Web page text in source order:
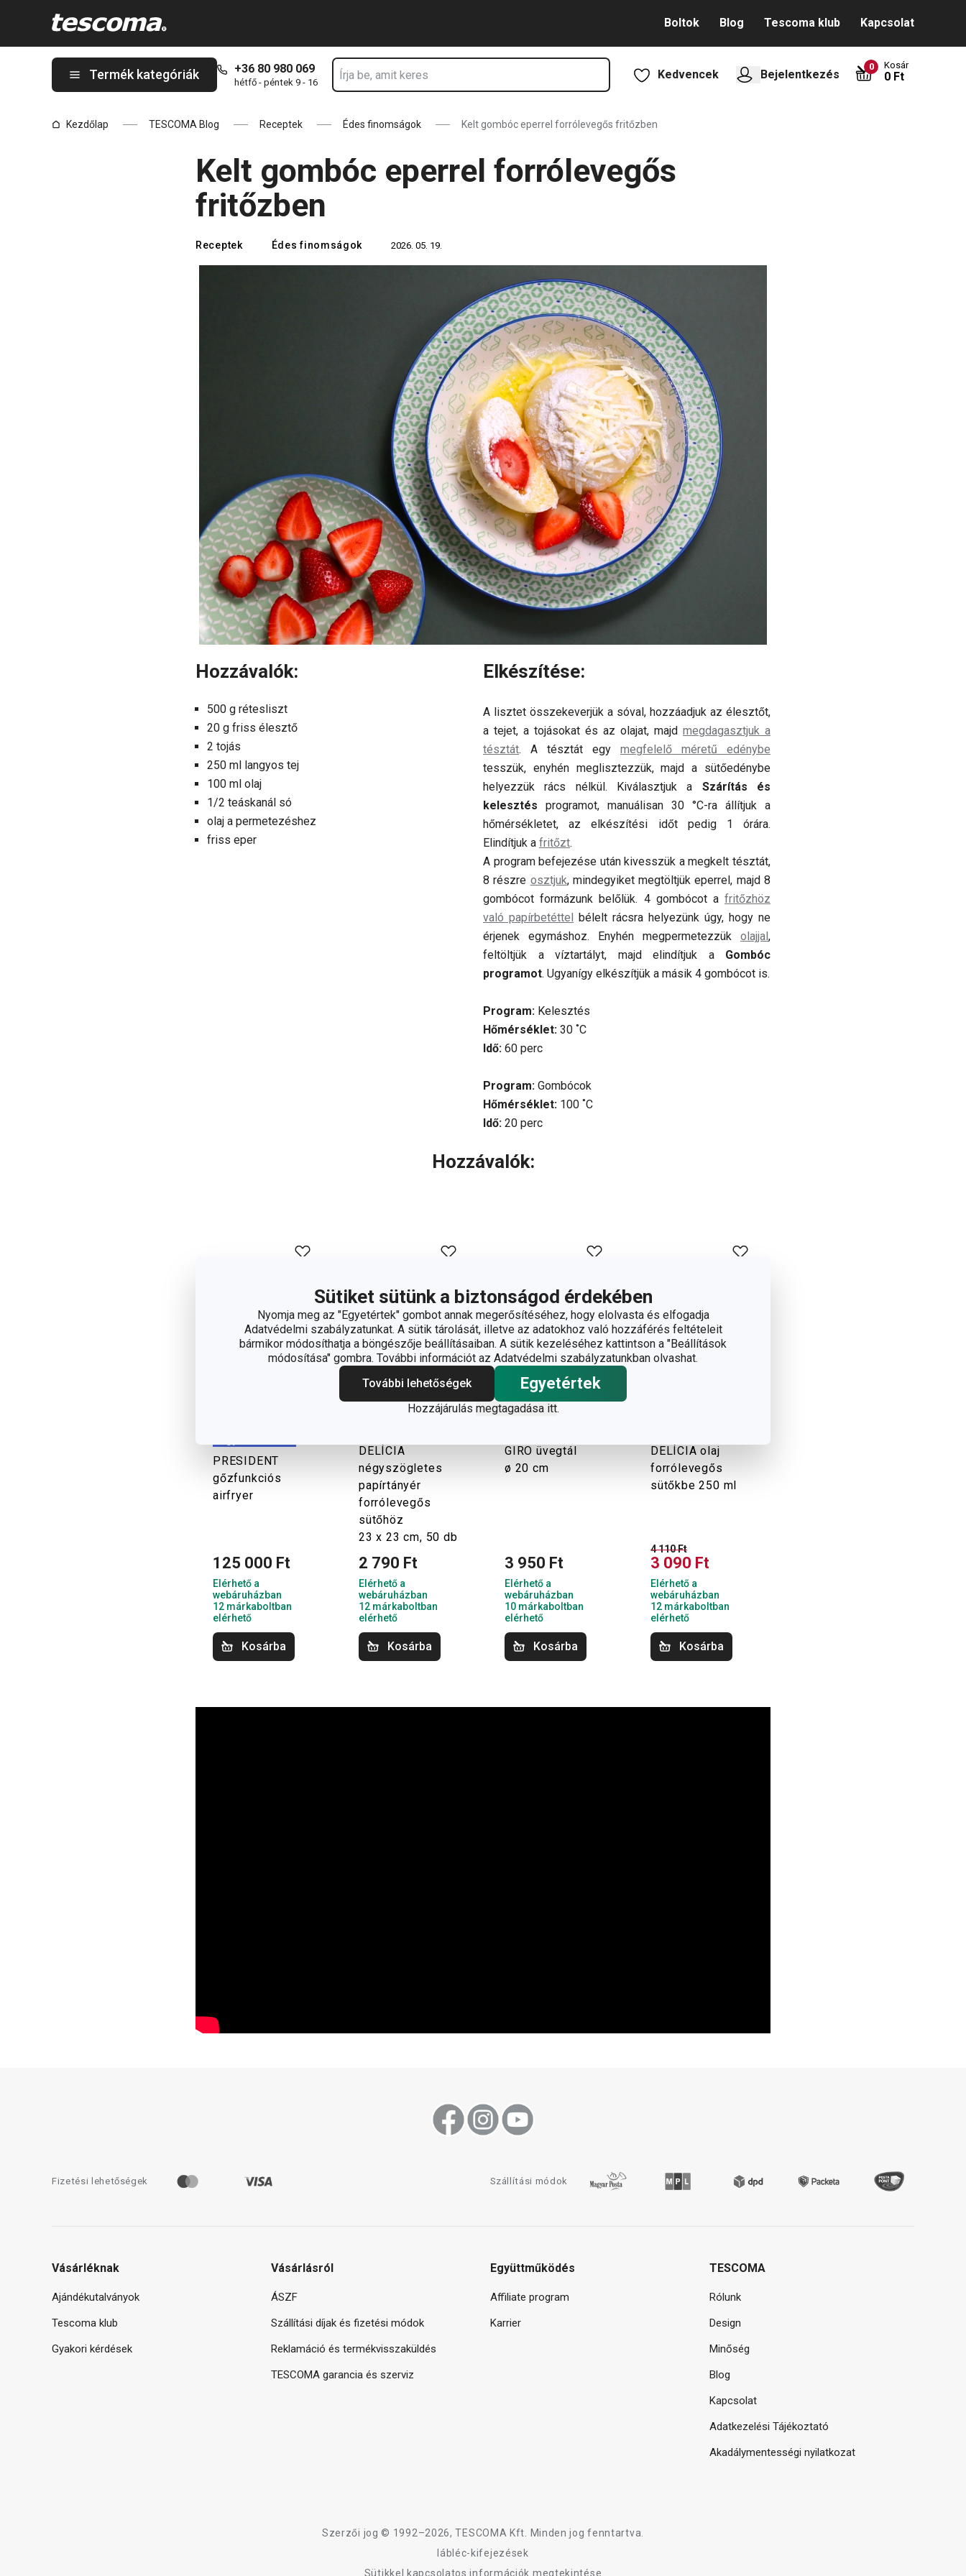
Sütiket sütünk a biztonságod érdekében
Nyomja meg az "Egyetértek" gombot annak megerősítéséhez, hogy elolvasta és elfogadja
Adatvédelmi szabályzatunkat. A sütik tárolását, illetve az adatokhoz való hozzáférés feltételeit
bármikor módosíthatja a böngészője beállításaiban. A sütik kezeléséhez kattintson a "Beállítások
módosítása" gombra. További információt az Adatvédelmi szabályzatunkban olvashat.
További lehetőségek
Egyetértek
Hozzájárulás megtagadása itt.
Boltok Blog Tescoma klub Kapcsolat
Termék kategóriák +36 80 980 069
hétfő - péntek 9 - 16
Kedvencek Bejelentkezés
0 Kosár
0 Ft
Kezdőlap TESCOMA Blog Receptek Édes finomságok Kelt gombóc eperrel forrólevegős fritőzben
Kelt gombóc eperrel forrólevegős
fritőzben
Receptek Édes finomságok 2026. 05. 19.
Hozzávalók:
500 g rétesliszt
20 g friss élesztő
2 tojás
250 ml langyos tej
100 ml olaj
1/2 teáskanál só
olaj a permetezéshez
friss eper
Elkészítése:
A lisztet összekeverjük a sóval, hozzáadjuk az élesztőt,
a tejet, a tojásokat és az olajat, majd megdagasztjuk a
tésztát. A tésztát egy megfelelő méretű edénybe
tesszük, enyhén meglisztezzük, majd a sütőedénybe
helyezzük rács nélkül. Kiválasztjuk a Szárítás és
kelesztés programot, manuálisan 30 °C-ra állítjuk a
hőmérsékletet, az elkészítési időt pedig 1 órára.
Elindítjuk a fritőzt.
A program befejezése után kivesszük a megkelt tésztát,
8 részre osztjuk, mindegyiket megtöltjük eperrel, majd 8
gombócot formázunk belőlük. 4 gombócot a fritőzhöz
való papírbetéttel bélelt rácsra helyezünk úgy, hogy ne
érjenek egymáshoz. Enyhén megpermetezzük olajjal,
feltöltjük a víztartályt, majd elindítjuk a Gombóc
programot. Ugyanígy elkészítjük a másik 4 gombócot is.
Program: Kelesztés
Hőmérséklet: 30 ˚C
Idő: 60 perc
Program: Gombócok
Hőmérséklet: 100 ˚C
Idő: 20 perc
Hozzávalók:
PRESIDENT
gőzfunkciós
airfryer
125 000 Ft
Elérhető a
webáruházban
12 márkaboltban
elérhető
Kosárba
DELÍCIA
négyszögletes
papírtányér
forrólevegős
sütőhöz
23 x 23 cm, 50 db
2 790 Ft
Elérhető a
webáruházban
12 márkaboltban
elérhető
Kosárba
GIRO üvegtál
ø 20 cm
3 950 Ft
Elérhető a
webáruházban
10 márkaboltban
elérhető
Kosárba
DELÍCIA olaj
forrólevegős
sütőkbe 250 ml
4 110 Ft
3 090 Ft
Elérhető a
webáruházban
12 márkaboltban
elérhető
Kosárba
Fizetési lehetőségek Szállítási módok
Vásárléknak
Ajándékutalványok
Tescoma klub
Gyakori kérdések
Vásárlásról
ÁSZF
Szállítási díjak és fizetési módok
Reklamáció és termékvisszaküldés
TESCOMA garancia és szerviz
Együttműködés
Affiliate program
Karrier
TESCOMA
Rólunk
Design
Minőség
Blog
Kapcsolat
Adatkezelési Tájékoztató
Akadálymentességi nyilatkozat
Szerzői jog © 1992–2026, TESCOMA Kft. Minden jog fenntartva.
lábléc-kifejezések
Sütikkel kapcsolatos információk megtekintése